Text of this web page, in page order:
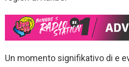
Un momento signifikativo di e